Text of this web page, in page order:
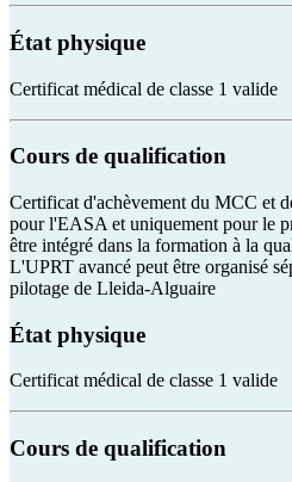
État physique
Certificat médical de classe 1 valide
Cours de qualification
Certificat d'achèvement du MCC et
pour l'EASA et uniquement pour le
être intégré dans la formation à la
L'UPRT avancé peut être organisé
pilotage de Lleida-Alguaire
État physique
Certificat médical de classe 1 valide
Cours de qualification